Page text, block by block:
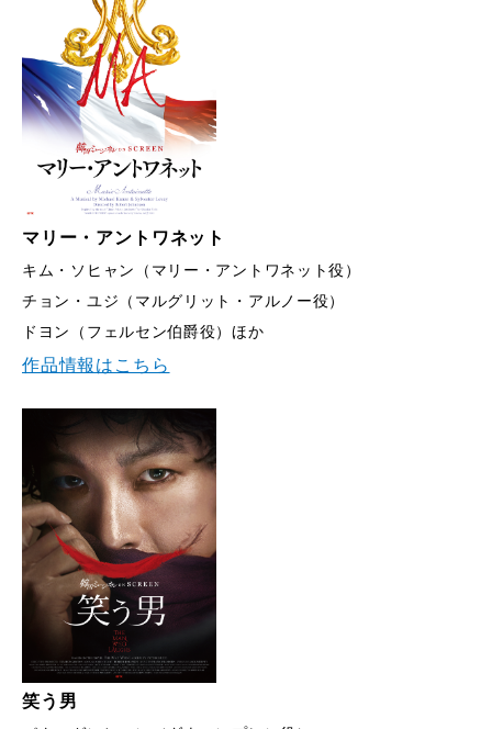
マリー・アントワネット
キム・ソヒャン（マリー・アントワネット役）
チョン・ユジ（マルグリット・アルノー役）
ドヨン（フェルセン伯爵役）ほか
作品情報はこちら
笑う男